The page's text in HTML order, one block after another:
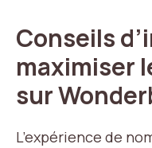
Conseils
maximiser
sur
L’expérience de